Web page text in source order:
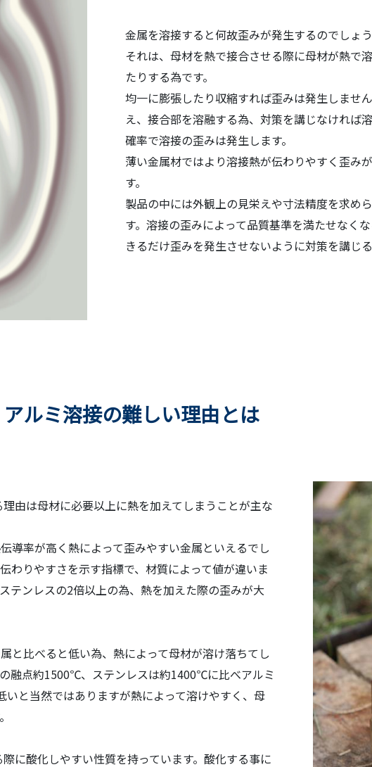
金属を溶接すると何故歪みが発生するのでしょう
それは、母材を熱で接合させる際に母材が熱で
たりする為です。
均一に膨張したり収縮すれば歪みは発生しませ
え、接合部を溶融する為、対策を講じなければ
確率で溶接の歪みは発生します。
薄い金属材ではより溶接熱が伝わりやすく歪み
す。
製品の中には外観上の見栄えや寸法精度を求め
す。溶接の歪みによって品質基準を満たせなく
きるだけ歪みを発生させないように対策を講じる
アルミ溶接の難しい理由とは
由は母材に必要以上に熱を加えてしまうことが主な
導率が高く熱によって歪みやすい金属といえるでし
わりやすさを示す指標で、材質によって値が違いま
テンレスの2倍以上の為、熱を加えた際の歪みが大
と比べると低い為、熱によって母材が溶け落ちてし
融点約1500℃、ステンレスは約1400℃に比べアルミ
と当然ではありますが熱によって溶けやすく、母
に酸化しやすい性質を持っています。酸化する事に